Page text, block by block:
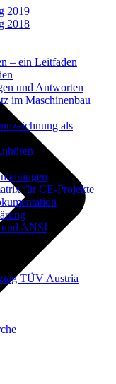
2019
2018
– ein Leitfaden
und Antworten
im Maschinenbau
als
für CE-Projekte
und ANSI
TÜV Austria